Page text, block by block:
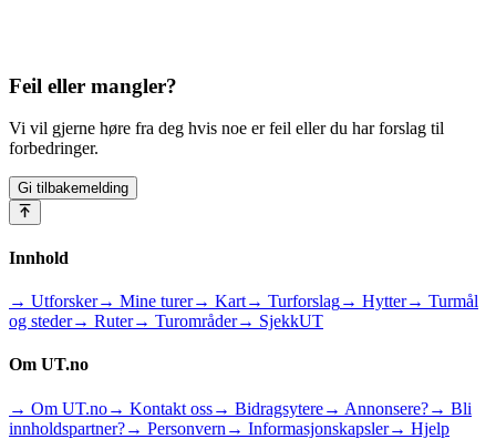
Feil eller mangler?
Vi vil gjerne høre fra deg hvis noe er feil eller du har forslag til
forbedringer.
Gi tilbakemelding
Innhold
→ Utforsker→ Mine turer→ Kart→ Turforslag→ Hytter→ Turmål
og steder→ Ruter→ Turområder→ SjekkUT
Om UT.no
→ Om UT.no→ Kontakt oss→ Bidragsytere→ Annonsere?→ Bli
innholdspartner?→ Personvern → Informasjonskapsler→ Hjelp